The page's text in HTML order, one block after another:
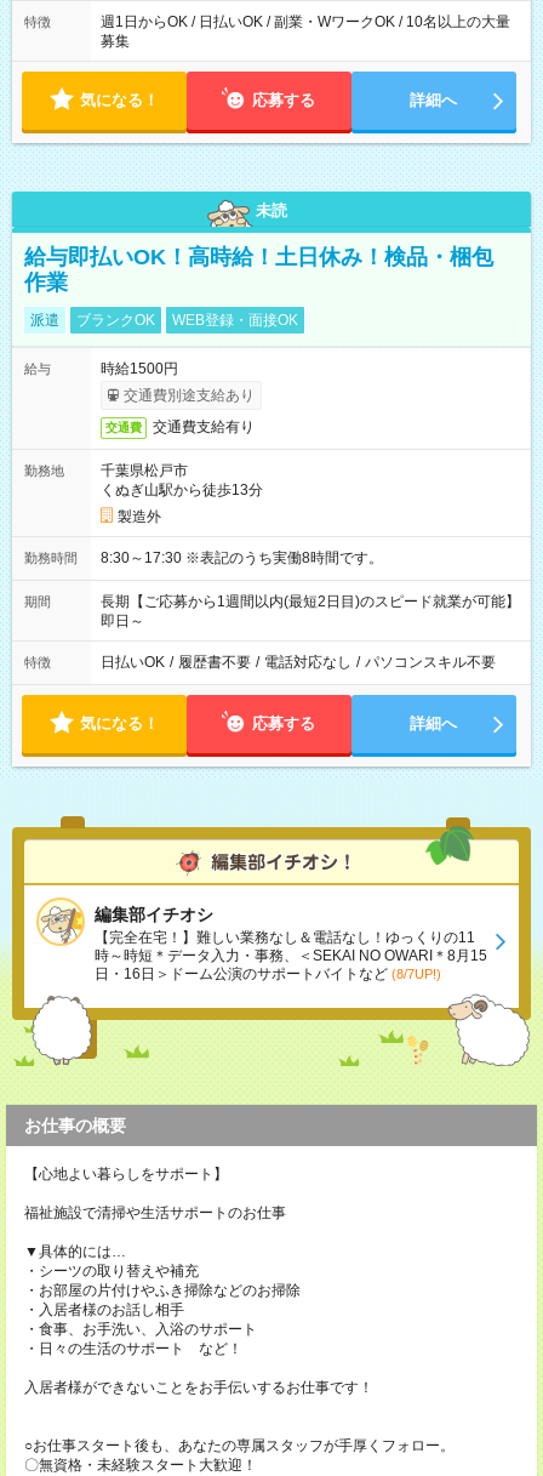
特徴
週1日からOK / 日払いOK / 副業・WワークOK / 10名以上の大量
募集
気になる！ 応募する 詳細へ
未読
給与即払いOK！高時給！土日休み！検品・梱包
作業
派遣 ブランクOK WEB登録・面接OK
給与
時給1500円
交通費別途支給あり
交通費 交通費支給有り
勤務地
千葉県松戸市
くぬぎ山駅から徒歩13分
製造外
勤務時間 8:30～17:30 ※表記のうち実働8時間です。
期間
長期【ご応募から1週間以内(最短2日目)のスピード就業が可能】
即日～
特徴 日払いOK / 履歴書不要 / 電話対応なし / パソコンスキル不要
気になる！ 応募する 詳細へ
編集部イチオシ
【完全在宅！】難しい業務なし＆電話なし！ゆっくりの11
時～時短＊データ入力・事務、＜SEKAI NO OWARI＊8月15
日・16日＞ドーム公演のサポートバイトなど (8/7UP!)
お仕事の概要
【心地よい暮らしをサポート】
福祉施設で清掃や生活サポートのお仕事
▼具体的には…
・シーツの取り替えや補充
・お部屋の片付けやふき掃除などのお掃除
・入居者様のお話し相手
・食事、お手洗い、入浴のサポート
・日々の生活のサポート など！
入居者様ができないことをお手伝いするお仕事です！
○お仕事スタート後も、あなたの専属スタッフが手厚くフォロー。
〇無資格・未経験スタート大歓迎！